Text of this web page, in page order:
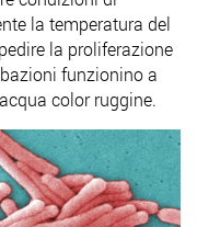
la temperatura del
la proliferazione
funzionino a
color ruggine.